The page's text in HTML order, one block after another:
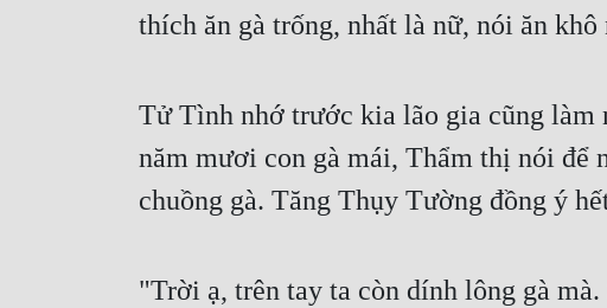
thích ăn gà trống, nhất là nữ, nói ăn
Tử Tình nhớ trước kia lão gia cũng làm
năm mươi con gà mái, Thẩm thị nói để
chuồng gà. Tăng Thụy Tường đồng ý
"Trời ạ, trên tay ta còn dính lông gà